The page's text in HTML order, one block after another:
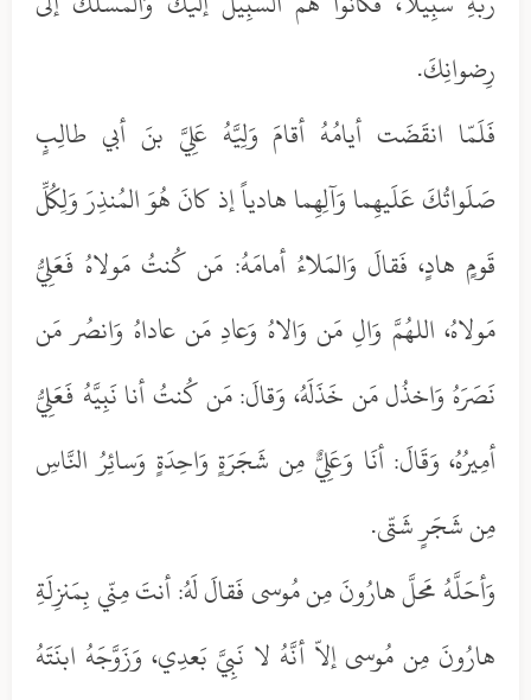
رِضوانِكَ.
فَلَمّا انقَضَت أيامُهُ أقامَ وَلِيَّهُ عَلِيَّ بنَ أبي طالِبٍ
صَلَواتُكَ عَلَيهِما وَآلِهِما هادياً إذ كانَ هُوَ المُنذِرَ وَلِكُلِّ
قَومٍ هادٍ، فَقالَ وَالمَلاءُ أمامَهُ: مَن كُنتُ مَولاهُ فَعَلِيُّ
مَولاهُ، اللهُمَّ وَالِ مَن وَالاهُ وَعادِ مَن عاداهُ وَانصُر مَن
نَصَرَهُ وَاخذُل مَن خَذَلَهُ، وَقالَ: مَن كُنتُ أنا نَبِيَّهُ فَعَلِيُّ
أمِيرُهُ، وَقَالَ: أنَا وَعَلِيٌّ مِن شَجَرَةٍ وَاحِدَةٍ وَسائِرُ النَّاسِ
مِن شَجَرٍ شَتّى.
وَأحَلَّهُ مَحلَّ هارُونَ مِن مُوسى فَقالَ لَهُ: أنتَ مِنّي بِمَنزِلَةِ
هارُونَ مِن مُوسى إلاّ أنَّهُ لا نَبِيَّ بَعدِي، وَزَوَّجَهُ ابنَتَهُ